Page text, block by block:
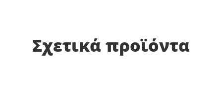
Σχετικά προϊόντα